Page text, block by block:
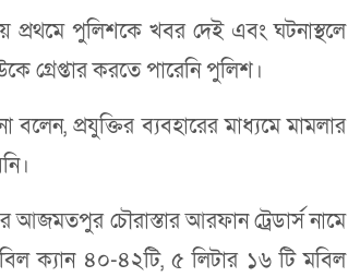
পুলিশকে খবর দেই এবং ঘটনাস্থলে
গ্রেপ্তার করতে পারেনি পুলিশ।
বলেন, প্রযুক্তির ব্যবহারের মাধ্যমে মামলার
আজমতপুর চৌরাস্তার আরফান ট্রেডার্স নামে
ক্যান ৪০-৪২টি, ৫ লিটার ১৬ টি মবিল